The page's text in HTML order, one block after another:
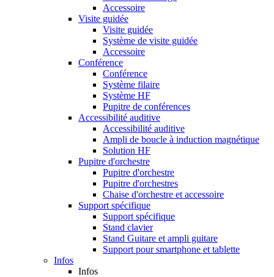
Accessoire
Visite guidée
Visite guidée
Système de visite guidée
Accessoire
Conférence
Conférence
Système filaire
Système HF
Pupitre de conférences
Accessibilité auditive
Accessibilité auditive
Ampli de boucle à induction magnétique
Solution HF
Pupitre d'orchestre
Pupitre d'orchestre
Pupitre d'orchestres
Chaise d'orchestre et accessoire
Support spécifique
Support spécifique
Stand clavier
Stand Guitare et ampli guitare
Support pour smartphone et tablette
Infos
Infos